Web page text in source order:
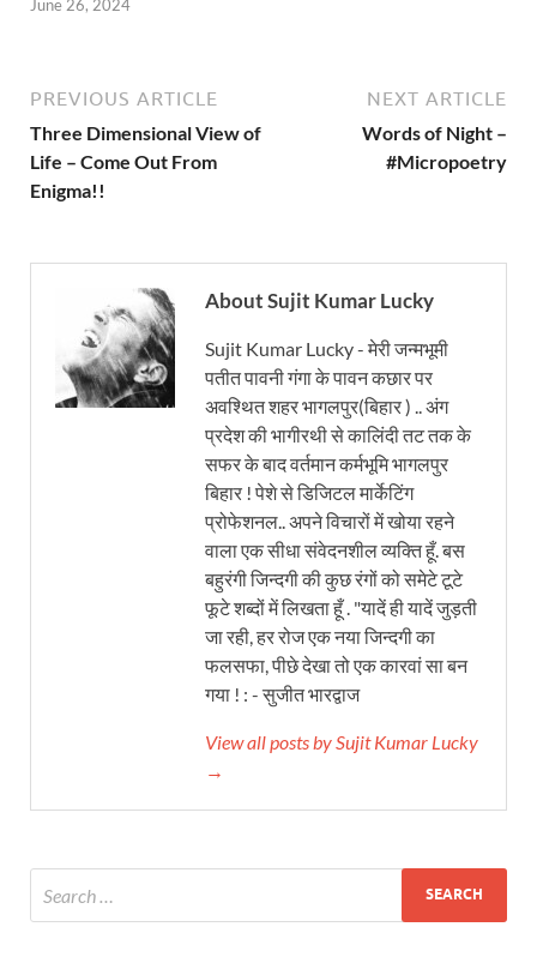
June 26, 2024
PREVIOUS ARTICLE
Three Dimensional View of
Life – Come Out From
Enigma!!
NEXT ARTICLE
Words of Night –
#Micropoetry
About Sujit Kumar Lucky
Sujit Kumar Lucky - मेरी जन्मभूमी
पतीत पावनी गंगा के पावन कछार पर
अवश्थित शहर भागलपुर(बिहार ) .. अंग
प्रदेश की भागीरथी से कालिंदी तट तक के
सफर के बाद वर्तमान कर्मभूमि भागलपुर
बिहार ! पेशे से डिजिटल मार्केटिंग
प्रोफेशनल.. अपने विचारों में खोया रहने
वाला एक सीधा संवेदनशील व्यक्ति हूँ. बस
बहुरंगी जिन्दगी की कुछ रंगों को समेटे टूटे
फूटे शब्दों में लिखता हूँ . "यादें ही यादें जुड़ती
जा रही, हर रोज एक नया जिन्दगी का
फलसफा, पीछे देखा तो एक कारवां सा बन
गया ! : - सुजीत भारद्वाज
View all posts by Sujit Kumar Lucky
→